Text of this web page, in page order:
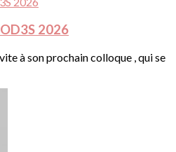
2026
à son prochain colloque , qui se